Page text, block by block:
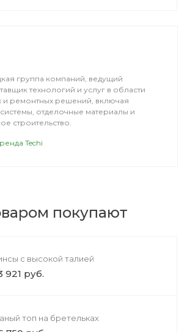
группа компаний, ведущий
технологий и услуг в области
и ремонтных решений, включая
отделочные материалы и
строительство.
Techi
покупают
с высокой талией
921 руб.
топ на бретельках